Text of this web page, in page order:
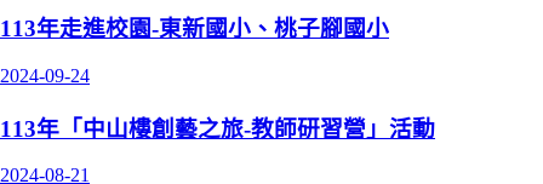
113年走進校園-東新國小、桃子腳國小
2024-09-24
113年「中山樓創藝之旅-教師研習營」活動
2024-08-21